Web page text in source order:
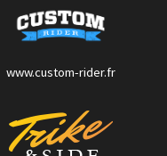
www.custom-rider.fr